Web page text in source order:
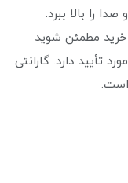
را بالا ببرد.
مطمئن شوید
تأیید دارد. گارانتی